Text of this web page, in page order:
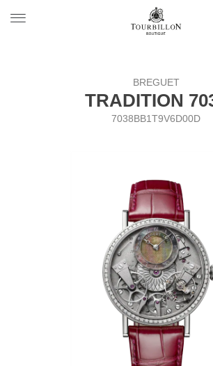
https://www.tourbillon.com/ru
BREGUET
TRADITION
7038BB1T9V6D00D